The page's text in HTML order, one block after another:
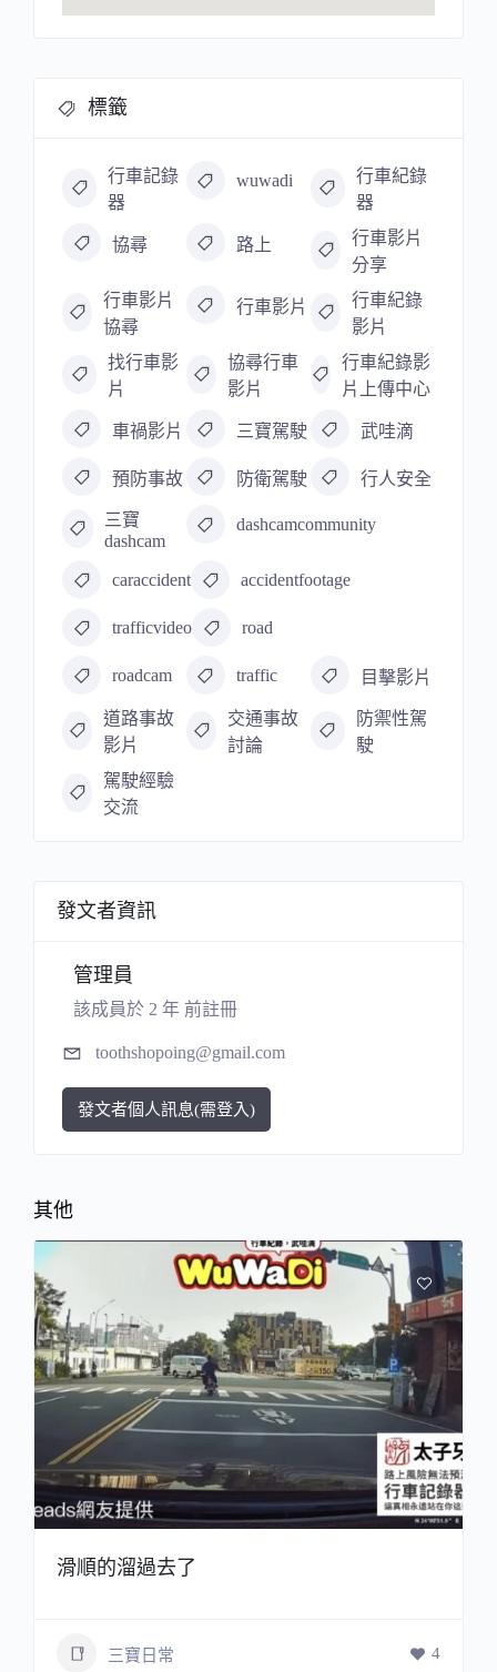
標籤
行車記錄
器
wuwadi
行車紀錄
器
協尋 路上
行車影片
分享
行車影片
協尋
行車影片
行車紀錄
影片
找行車影
片
協尋行車
影片
行車紀錄影
片上傳中心
車禍影片 三寶駕駛 武哇滴
預防事故 防衛駕駛 行人安全
三寶
dashcam
dashcamcommunity
caraccident accidentfootage
trafficvideo road
roadcam traffic 目擊影片
道路事故
影片
交通事故
討論
防禦性駕
駛
駕駛經驗
交流
發文者資訊
管理員
該成員於 2 年 前註冊
toothshopoing@gmail.com
發文者個人訊息(需登入)
其他
滑順的溜過去了
三寶日常 4